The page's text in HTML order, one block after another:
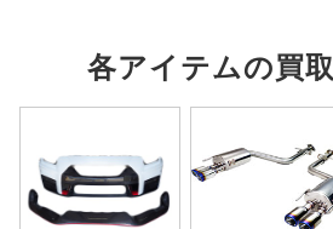
各アイテムの買